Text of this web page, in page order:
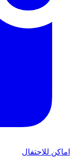
اماكن للاحتفال